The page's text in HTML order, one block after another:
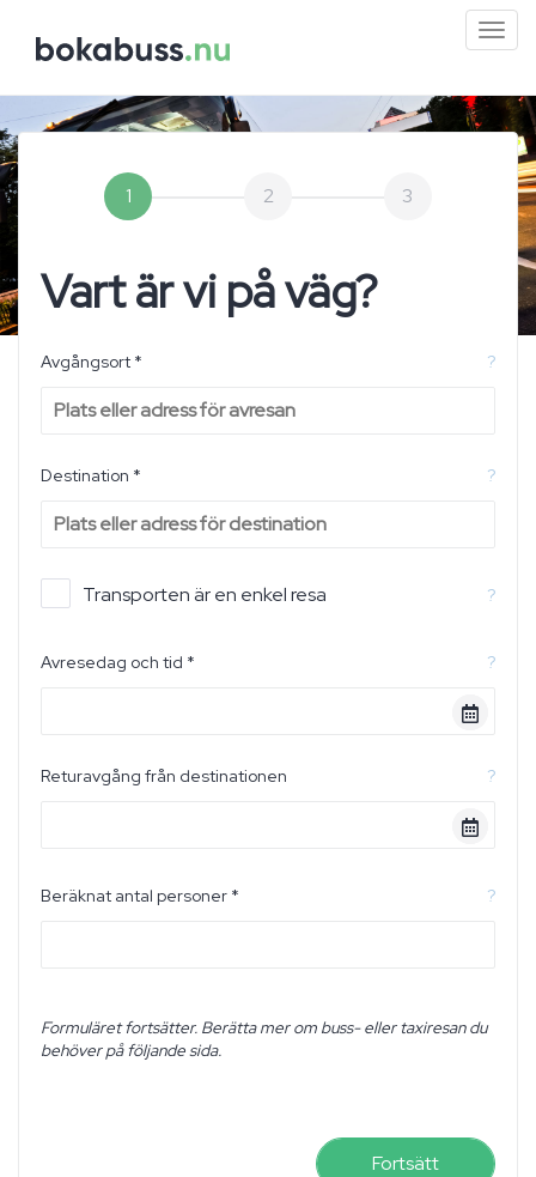
1 2 3
Vart är vi på väg?
Avgångsort * ?
Destination * ?
Transporten är en enkel resa ?
Avresedag och tid * ?
Returavgång från destinationen ?
Beräknat antal personer * ?
Formuläret fortsätter. Berätta mer om buss- eller taxiresan du
behöver på följande sida.
Fortsätt